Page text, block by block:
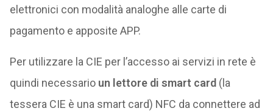
elettronici con modalità analoghe alle carte di
pagamento e apposite APP.
Per utilizzare la CIE per l’accesso ai servizi in rete è
quindi necessario un lettore di smart card (la
tessera CIE è una smart card) NFC da connettere ad